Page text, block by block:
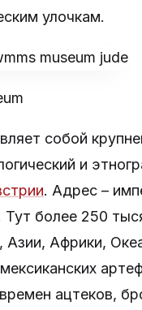
улочкам.
собой
и
. Адрес –
Тут более 250
Азии, Африки,
ацтеков,